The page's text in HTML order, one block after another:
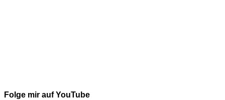
Folge mir auf YouTube